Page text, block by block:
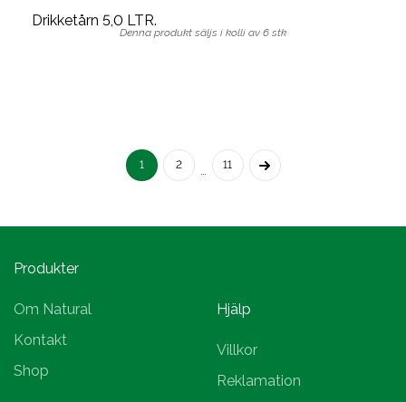
Drikketårn 5,0 LTR.
Denna produkt säljs i kolli av 6 stk
1 2 … 11
Produkter
Om Natural
Kontakt
Shop
Hjälp
Villkor
Reklamation